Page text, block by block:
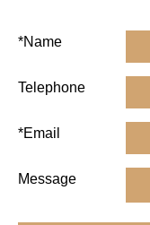
*Name
Telephone
*Email
Message